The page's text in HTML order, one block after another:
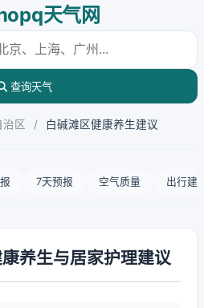
天气网
查询天气
治区 / 白碱滩区健康养生建议
7天预报 空气质量 出行建
养生与居家护理建议